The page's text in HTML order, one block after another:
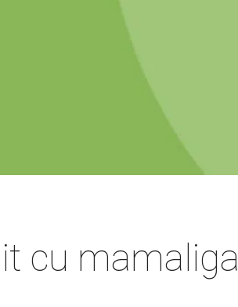
cu mamaliga